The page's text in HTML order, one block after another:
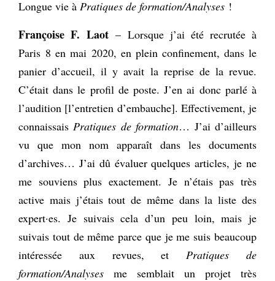
Longue vie à Pratiques de formation/Analyses !
Françoise F. Laot – Lorsque j’ai été recrutée à
Paris 8 en mai 2020, en plein confinement, dans le
panier d’accueil, il y avait la reprise de la revue.
C’était dans le profil de poste. J’en ai donc parlé à
l’audition [l’entretien d’embauche]. Effectivement, je
connaissais Pratiques de formation… J’ai d’ailleurs
vu que mon nom apparaît dans les documents
d’archives… J’ai dû évaluer quelques articles, je ne
me souviens plus exactement. Je n’étais pas très
active mais j’étais tout de même dans la liste des
expert·es. Je suivais cela d’un peu loin, mais je
suivais tout de même parce que je me suis beaucoup
intéressée aux revues, et Pratiques de
formation/Analyses me semblait un projet très